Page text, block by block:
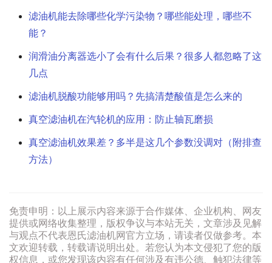
滤油机能去除哪些化学污染物？哪些能处理，哪些不
能？
润滑油分离器选小了会有什么后果？很多人都忽略了这
几点
滤油机脱酸功能够用吗？先搞清楚酸值是怎么来的
真空滤油机在汽轮机的应用：防止轴瓦磨损
真空滤油机效果差？多半是这几个参数没调对（附排查
方法）
免责申明：以上展示内容来源于合作媒体、企业机构、网友
提供或网络收集整理，版权争议与本站无关，文章涉及见解
与观点不代表恩氏滤油机网官方立场，请读者仅做参考。本
文欢迎转载，转载请说明出处。若您认为本文侵犯了您的版
权信息，或您发现该内容有任何涉及有违公德、触犯法律等